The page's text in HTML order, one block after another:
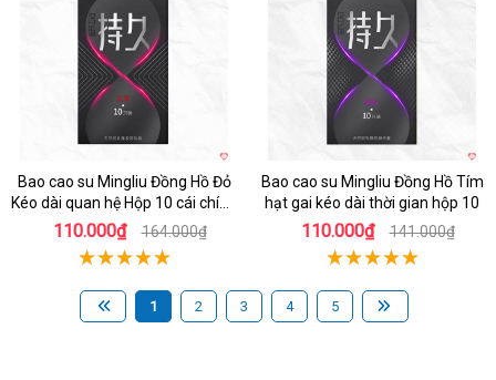
Bao cao su Mingliu Đồng Hồ Đỏ
Kéo dài quan hệ Hộp 10 cái chính
hãng tăng khoái cảm
110.000₫ 164.000₫
Bao cao su Mingliu Đồng Hồ Tím
hạt gai kéo dài thời gian hộp 10
110.000₫ 141.000₫
1 2 3 4 5